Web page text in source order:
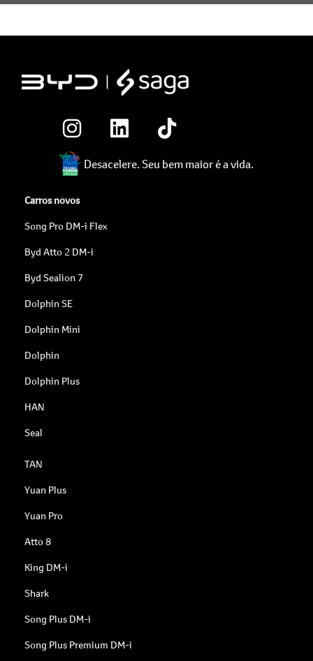
Desacelere. Seu bem maior é a vida.
Carros novos
Song Pro DM-i Flex
Byd Atto 2 DM-i
Byd Sealion 7
Dolphin SE
Dolphin Mini
Dolphin
Dolphin Plus
HAN
Seal
TAN
Yuan Plus
Yuan Pro
Atto 8
King DM-i
Shark
Song Plus DM-i
Song Plus Premium DM-i